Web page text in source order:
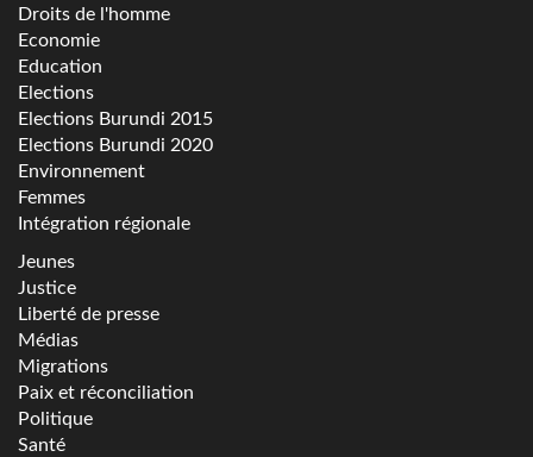
Droits de l'homme
Economie
Education
Elections
Elections Burundi 2015
Elections Burundi 2020
Environnement
Femmes
Intégration régionale
Jeunes
Justice
Liberté de presse
Médias
Migrations
Paix et réconciliation
Politique
Santé